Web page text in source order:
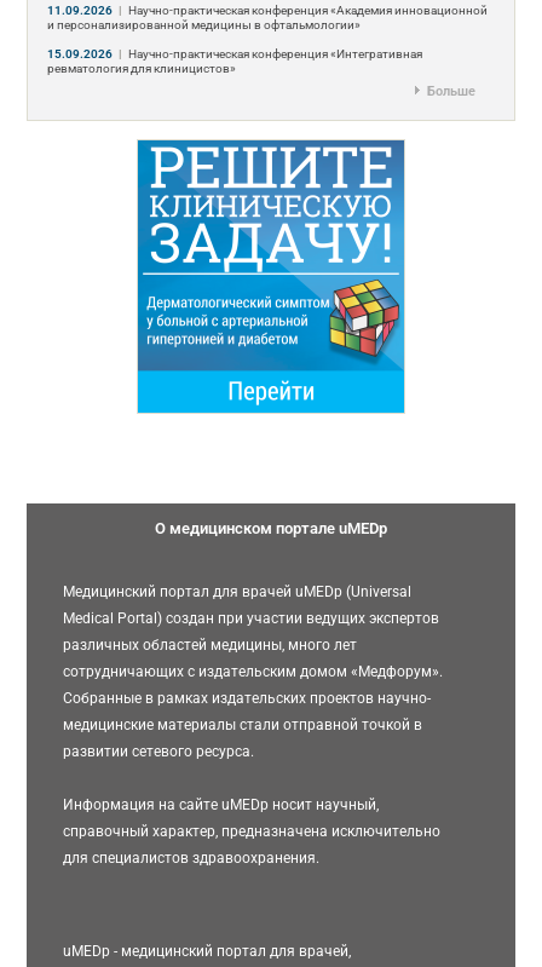
11.09.2026 | Научно-практическая конференция «Академия инновационной
и персонализированной медицины в офтальмологии»
15.09.2026 | Научно-практическая конференция «Интегративная
ревматология для клиницистов»
Больше
О медицинском портале uMEDp
Медицинский портал для врачей uMEDp (Universal
Medical Portal) создан при участии ведущих экспертов
различных областей медицины, много лет
сотрудничающих с издательским домом «Медфорум».
Собранные в рамках издательских проектов научно-
медицинские материалы стали отправной точкой в
развитии сетевого ресурса.
Информация на сайте uMEDp носит научный,
справочный характер, предназначена исключительно
для специалистов здравоохранения.
uMEDp - медицинский портал для врачей,